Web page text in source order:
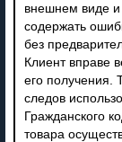
внешнем виде и
содержать
без
Клиент вправе
его получения.
следов
Гражданского
товара